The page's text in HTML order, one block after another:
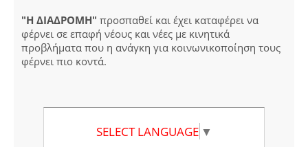
"Η ΔΙΑΔΡΟΜΗ" προσπαθεί και έχει καταφέρει να
φέρνει σε επαφή νέους και νέες με κινητικά
προβλήματα που η ανάγκη για κοινωνικοποίηση τους
φέρνει πιο κοντά.
SELECT LANGUAGE ▼